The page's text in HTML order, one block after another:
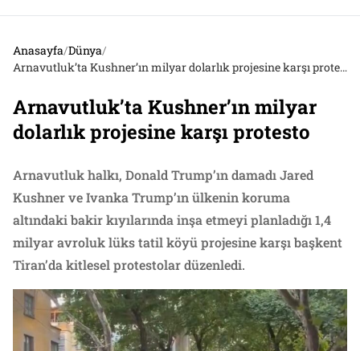
Anasayfa/Dünya/
Arnavutluk’ta Kushner’ın milyar dolarlık projesine karşı protesto
Arnavutluk’ta Kushner’ın milyar
dolarlık projesine karşı protesto
Arnavutluk halkı, Donald Trump’ın damadı Jared
Kushner ve Ivanka Trump’ın ülkenin koruma
altındaki bakir kıyılarında inşa etmeyi planladığı 1,4
milyar avroluk lüks tatil köyü projesine karşı başkent
Tiran’da kitlesel protestolar düzenledi.